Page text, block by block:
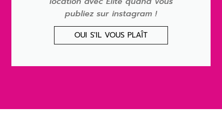
publiez sur instagram !
OUI S'IL VOUS PLAÎT